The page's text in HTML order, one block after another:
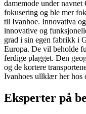
damemode under navnet
fokusering og ble mer
til Ivanhoe. Innovativa
innovative og
grad i sin egen fabrikk i
Europa. De vil beholde
ferdige plagget. Den
og de kortere
Ivanhoes ullklær her hos
Eksperter på